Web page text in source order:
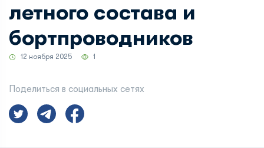
летного состава и
бортпроводников
12 ноября 2025 1
Поделиться в социальных сетях